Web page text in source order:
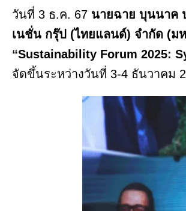
วันที่ 3 ธ.ค. 67 นายฉาย บุนนาค
เนชั่น กรุ๊ป (ไทยแลนด์) จำกัด (ม
“Sustainability Forum 2025:
จัดขึ้นระหว่างวันที่ 3-4 ธันวาคม